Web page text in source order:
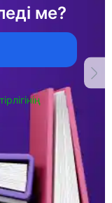
ме?